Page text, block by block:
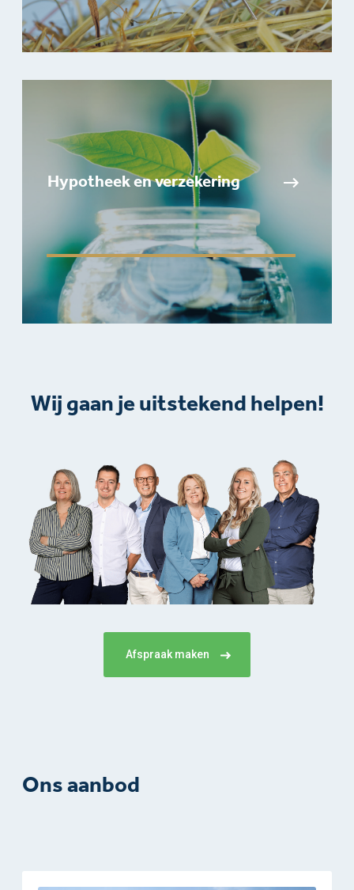
Hypotheek en verzekering
Wij gaan je uitstekend helpen!​
Afspraak maken
Ons aanbod